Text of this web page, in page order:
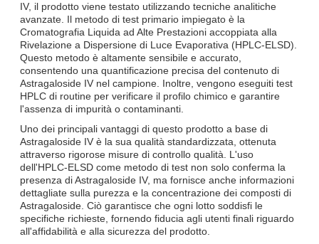
IV, il prodotto viene testato utilizzando tecniche analitiche
avanzate. Il metodo di test primario impiegato è la
Cromatografia Liquida ad Alte Prestazioni accoppiata alla
Rivelazione a Dispersione di Luce Evaporativa (HPLC-ELSD).
Questo metodo è altamente sensibile e accurato,
consentendo una quantificazione precisa del contenuto di
Astragaloside IV nel campione. Inoltre, vengono eseguiti test
HPLC di routine per verificare il profilo chimico e garantire
l'assenza di impurità o contaminanti.
Uno dei principali vantaggi di questo prodotto a base di
Astragaloside IV è la sua qualità standardizzata, ottenuta
attraverso rigorose misure di controllo qualità. L'uso
dell'HPLC-ELSD come metodo di test non solo conferma la
presenza di Astragaloside IV, ma fornisce anche informazioni
dettagliate sulla purezza e la concentrazione dei composti di
Astragaloside. Ciò garantisce che ogni lotto soddisfi le
specifiche richieste, fornendo fiducia agli utenti finali riguardo
all'affidabilità e alla sicurezza del prodotto.